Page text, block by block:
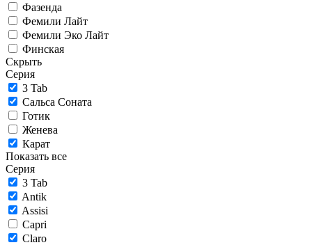
Фазенда
Фемили Лайт
Фемили Эко Лайт
Финская
Скрыть
Серия
3 Tab
Сальса Соната
Готик
Женева
Карат
Показать все
Серия
3 Tab
Antik
Assisi
Capri
Claro